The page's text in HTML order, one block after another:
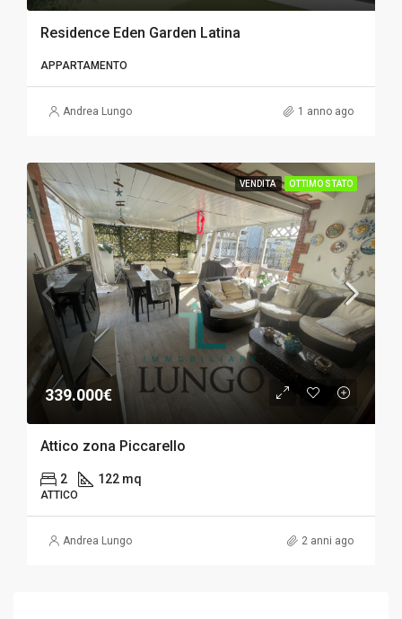
Residence Eden Garden Latina
APPARTAMENTO
Andrea Lungo 1 anno ago
VENDITA OTTIMO STATO
339.000€
Attico zona Piccarello
2 122 mq
ATTICO
Andrea Lungo 2 anni ago